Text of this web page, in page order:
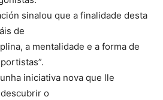
sinalou que a finalidade desta
de
a mentalidade e a forma de
iniciativa nova que lle
o